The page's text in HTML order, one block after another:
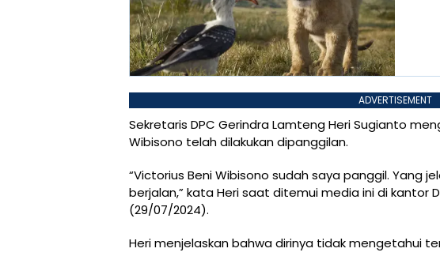
ADVERTISEMENT
Sekretaris DPC Gerindra Lamteng Heri Sugianto
Wibisono telah dilakukan dipanggilan.
“Victorius Beni Wibisono sudah saya panggil. Yang
berjalan,” kata Heri saat ditemui media ini di kantor
(29/07/2024).
Heri menjelaskan bahwa dirinya tidak mengetahui